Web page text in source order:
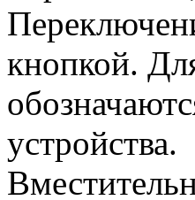
кнопкой.
устройства.